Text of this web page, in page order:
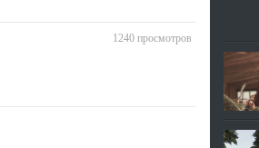
1240 просмотров